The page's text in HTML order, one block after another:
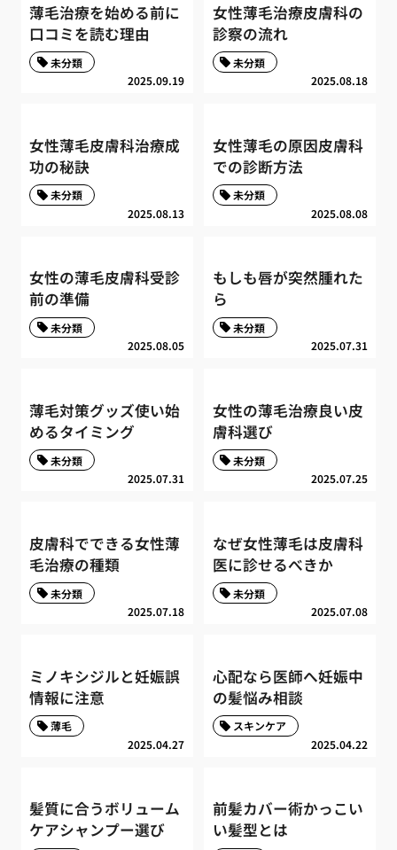
薄毛治療を始める前に
口コミを読む理由
2025.09.19
未分類
女性薄毛治療皮膚科の
診察の流れ
2025.08.18
未分類
女性薄毛皮膚科治療成
功の秘訣
2025.08.13
未分類
女性薄毛の原因皮膚科
での診断方法
2025.08.08
未分類
女性の薄毛皮膚科受診
前の準備
2025.08.05
未分類
もしも唇が突然腫れた
ら
2025.07.31
未分類
薄毛対策グッズ使い始
めるタイミング
2025.07.31
未分類
女性の薄毛治療良い皮
膚科選び
2025.07.25
未分類
皮膚科でできる女性薄
毛治療の種類
2025.07.18
未分類
なぜ女性薄毛は皮膚科
医に診せるべきか
2025.07.08
未分類
ミノキシジルと妊娠誤
情報に注意
2025.04.27
薄毛
心配なら医師へ妊娠中
の髪悩み相談
2025.04.22
スキンケア
髪質に合うボリューム
ケアシャンプー選び
前髪カバー術かっこい
い髪型とは